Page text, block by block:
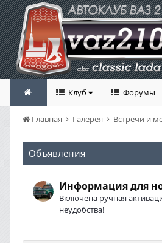
Клуб Форумы
Главная Галерея Встречи и
Объявления
Информация для
Включена ручная
неудобства!